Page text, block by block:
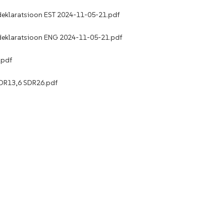
EST 2024-11-05-21.pdf
ENG 2024-11-05-21.pdf
SDR26.pdf